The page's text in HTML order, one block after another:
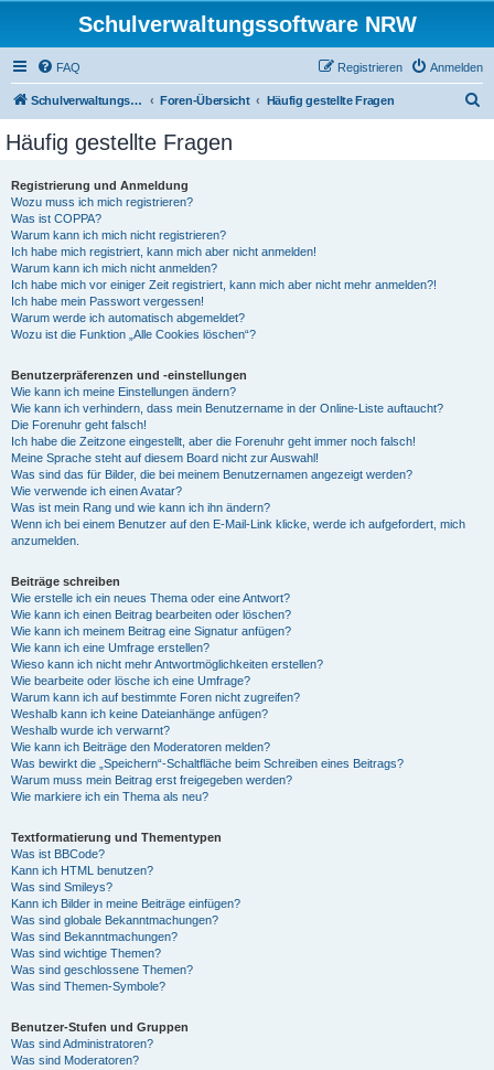
Schulverwaltungssoftware NRW
FAQ Anmelden
Registrieren
Schulverwaltungssoftware NRW Foren-Übersicht Häufig gestellte Fragen
Häufig gestellte Fragen
Registrierung und Anmeldung
Wozu muss ich mich registrieren?
Was ist COPPA?
Warum kann ich mich nicht registrieren?
Ich habe mich registriert, kann mich aber nicht anmelden!
Warum kann ich mich nicht anmelden?
Ich habe mich vor einiger Zeit registriert, kann mich aber nicht mehr anmelden?!
Ich habe mein Passwort vergessen!
Warum werde ich automatisch abgemeldet?
Wozu ist die Funktion „Alle Cookies löschen“?
Benutzerpräferenzen und -einstellungen
Wie kann ich meine Einstellungen ändern?
Wie kann ich verhindern, dass mein Benutzername in der Online-Liste auftaucht?
Die Forenuhr geht falsch!
Ich habe die Zeitzone eingestellt, aber die Forenuhr geht immer noch falsch!
Meine Sprache steht auf diesem Board nicht zur Auswahl!
Was sind das für Bilder, die bei meinem Benutzernamen angezeigt werden?
Wie verwende ich einen Avatar?
Was ist mein Rang und wie kann ich ihn ändern?
Wenn ich bei einem Benutzer auf den E-Mail-Link klicke, werde ich aufgefordert, mich
anzumelden.
Beiträge schreiben
Wie erstelle ich ein neues Thema oder eine Antwort?
Wie kann ich einen Beitrag bearbeiten oder löschen?
Wie kann ich meinem Beitrag eine Signatur anfügen?
Wie kann ich eine Umfrage erstellen?
Wieso kann ich nicht mehr Antwortmöglichkeiten erstellen?
Wie bearbeite oder lösche ich eine Umfrage?
Warum kann ich auf bestimmte Foren nicht zugreifen?
Weshalb kann ich keine Dateianhänge anfügen?
Weshalb wurde ich verwarnt?
Wie kann ich Beiträge den Moderatoren melden?
Was bewirkt die „Speichern“-Schaltfläche beim Schreiben eines Beitrags?
Warum muss mein Beitrag erst freigegeben werden?
Wie markiere ich ein Thema als neu?
Textformatierung und Thementypen
Was ist BBCode?
Kann ich HTML benutzen?
Was sind Smileys?
Kann ich Bilder in meine Beiträge einfügen?
Was sind globale Bekanntmachungen?
Was sind Bekanntmachungen?
Was sind wichtige Themen?
Was sind geschlossene Themen?
Was sind Themen-Symbole?
Benutzer-Stufen und Gruppen
Was sind Administratoren?
Was sind Moderatoren?